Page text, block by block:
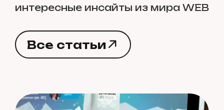
интересные инсайты из мира WEB
Все статьи
Все статьи